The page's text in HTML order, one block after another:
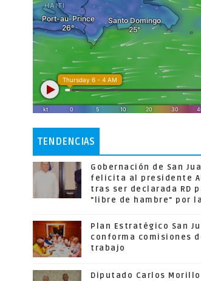
TENDENCIAS
Gobernación de San
felicita al presidente
tras ser declarada RD
"libre de hambre" por la
Plan Estratégico San
conforma comisiones
trabajo
Diputado Carlos